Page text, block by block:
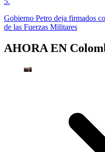
Gobierno Petro deja firmados
de las Fuerzas Militares
AHORA EN